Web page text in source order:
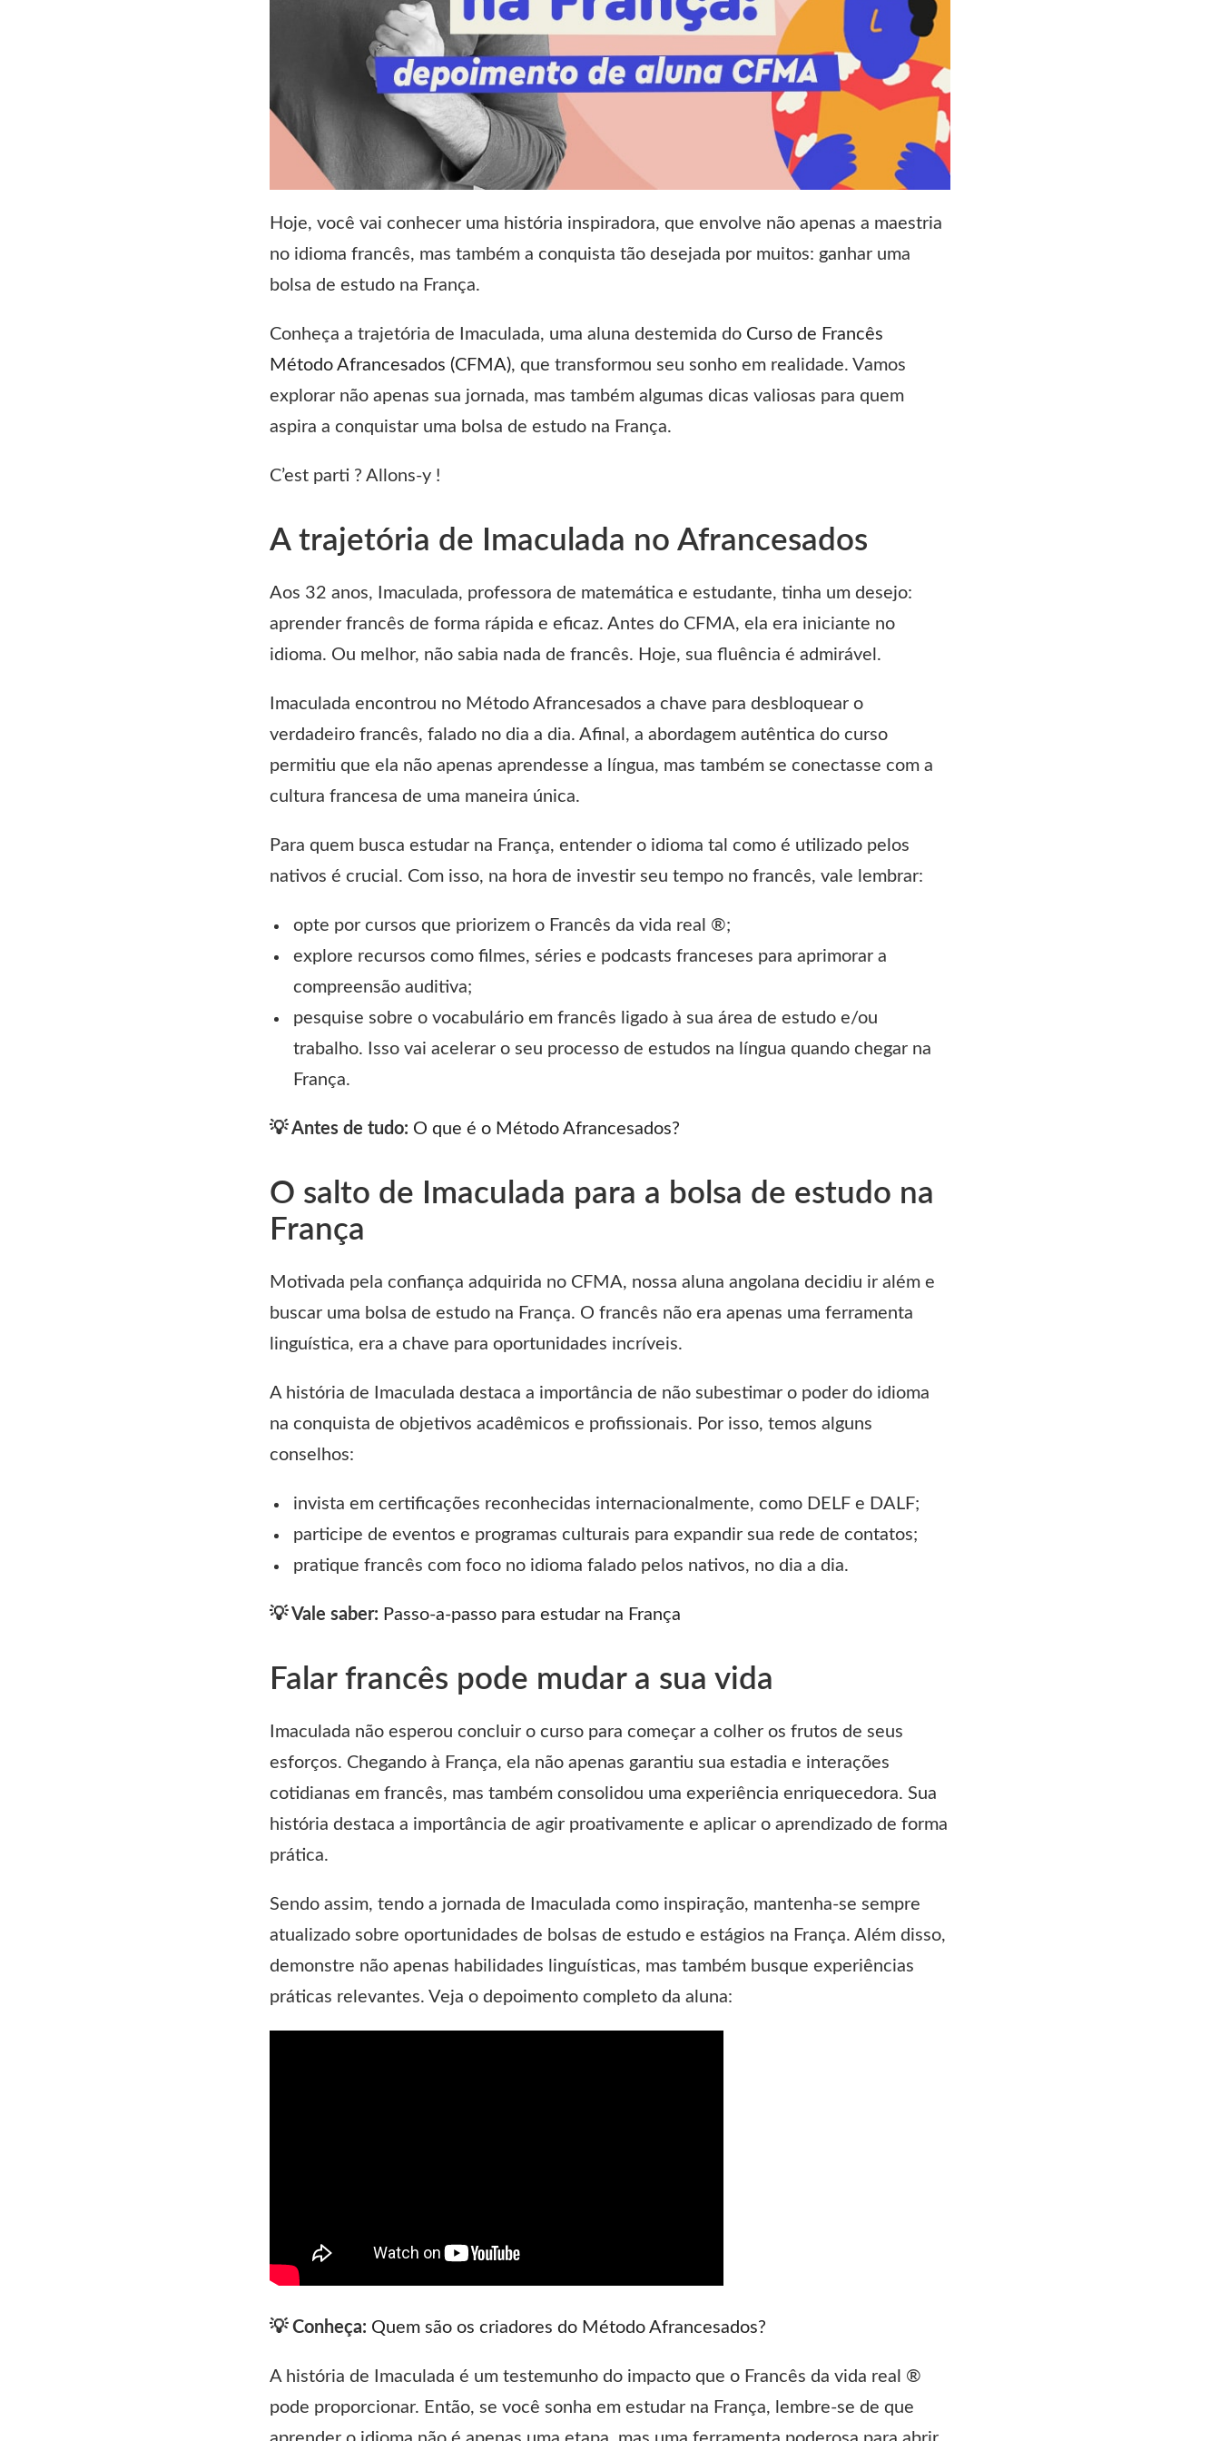
Hoje, você vai conhecer uma história inspiradora, que envolve não apenas a maestria
no idioma francês, mas também a conquista tão desejada por muitos: ganhar uma
bolsa de estudo na França.
Conheça a trajetória de Imaculada, uma aluna destemida do Curso de Francês
Método Afrancesados (CFMA), que transformou seu sonho em realidade. Vamos
explorar não apenas sua jornada, mas também algumas dicas valiosas para quem
aspira a conquistar uma bolsa de estudo na França.
C’est parti ? Allons-y !
A trajetória de Imaculada no Afrancesados
Aos 32 anos, Imaculada, professora de matemática e estudante, tinha um desejo:
aprender francês de forma rápida e eficaz. Antes do CFMA, ela era iniciante no
idioma. Ou melhor, não sabia nada de francês. Hoje, sua fluência é admirável.
Imaculada encontrou no Método Afrancesados a chave para desbloquear o
verdadeiro francês, falado no dia a dia. Afinal, a abordagem autêntica do curso
permitiu que ela não apenas aprendesse a língua, mas também se conectasse com a
cultura francesa de uma maneira única.
Para quem busca estudar na França, entender o idioma tal como é utilizado pelos
nativos é crucial. Com isso, na hora de investir seu tempo no francês, vale lembrar:
opte por cursos que priorizem o Francês da vida real ®;
explore recursos como filmes, séries e podcasts franceses para aprimorar a
compreensão auditiva;
pesquise sobre o vocabulário em francês ligado à sua área de estudo e/ou
trabalho. Isso vai acelerar o seu processo de estudos na língua quando chegar na
França.
💡 Antes de tudo: O que é o Método Afrancesados?
O salto de Imaculada para a bolsa de estudo na
França
Motivada pela confiança adquirida no CFMA, nossa aluna angolana decidiu ir além e
buscar uma bolsa de estudo na França. O francês não era apenas uma ferramenta
linguística, era a chave para oportunidades incríveis.
A história de Imaculada destaca a importância de não subestimar o poder do idioma
na conquista de objetivos acadêmicos e profissionais. Por isso, temos alguns
conselhos:
invista em certificações reconhecidas internacionalmente, como DELF e DALF;
participe de eventos e programas culturais para expandir sua rede de contatos;
pratique francês com foco no idioma falado pelos nativos, no dia a dia.
💡 Vale saber: Passo-a-passo para estudar na França
Falar francês pode mudar a sua vida
Imaculada não esperou concluir o curso para começar a colher os frutos de seus
esforços. Chegando à França, ela não apenas garantiu sua estadia e interações
cotidianas em francês, mas também consolidou uma experiência enriquecedora. Sua
história destaca a importância de agir proativamente e aplicar o aprendizado de forma
prática.
Sendo assim, tendo a jornada de Imaculada como inspiração, mantenha-se sempre
atualizado sobre oportunidades de bolsas de estudo e estágios na França. Além disso,
demonstre não apenas habilidades linguísticas, mas também busque experiências
práticas relevantes. Veja o depoimento completo da aluna:
💡 Conheça: Quem são os criadores do Método Afrancesados?
A história de Imaculada é um testemunho do impacto que o Francês da vida real ®
pode proporcionar. Então, se você sonha em estudar na França, lembre-se de que